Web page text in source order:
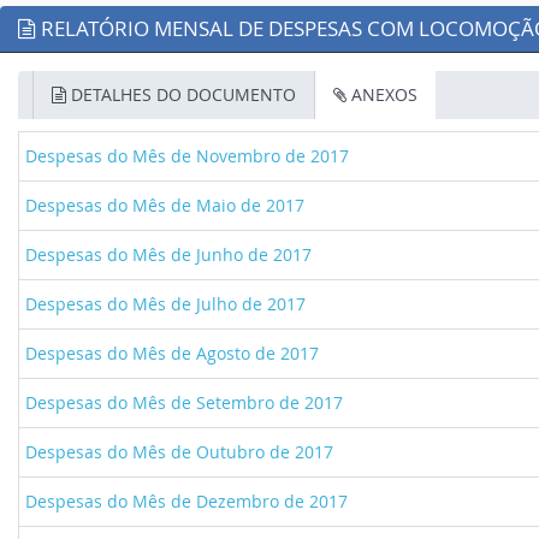
RELATÓRIO MENSAL DE DESPESAS COM
DETALHES DO DOCUMENTO ANEXOS
Despesas do Mês de Novembro de 2017
Despesas do Mês de Maio de 2017
Despesas do Mês de Junho de 2017
Despesas do Mês de Julho de 2017
Despesas do Mês de Agosto de 2017
Despesas do Mês de Setembro de 2017
Despesas do Mês de Outubro de 2017
Despesas do Mês de Dezembro de 2017